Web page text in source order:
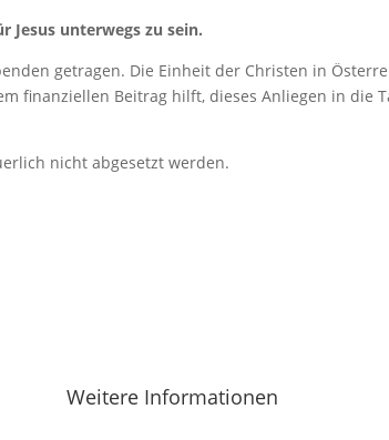
Jesus unterwegs zu sein.
getragen. Die Einheit der Christen in
finanziellen Beitrag hilft, dieses Anliegen in die
nicht abgesetzt werden.
Weitere Informationen